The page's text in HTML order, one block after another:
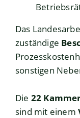
Das
zuständige
sonstigen
Die 22
sind mit einem